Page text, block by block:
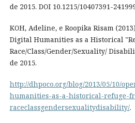
de 2015. DOI 10.1215/10407391-
KOH, Adeline, e Roopika Risam
Digital Humanities as a Historical
Race/Class/Gender/Sexuality/
de 2015.
http://dhpoco.org/blog/2013/05/10/
humanities-as-a-historical-refuge-
raceclassgendersexualitydisability/.